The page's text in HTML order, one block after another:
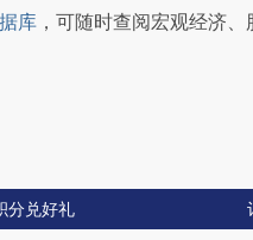
库 ，可随时查阅宏观经济
分兑好礼